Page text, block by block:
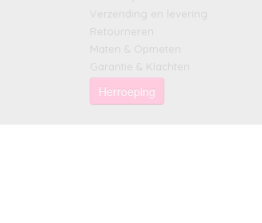
Verzending en levering
Retourneren
Maten & Opmeten
Garantie & Klachten
Herroeping